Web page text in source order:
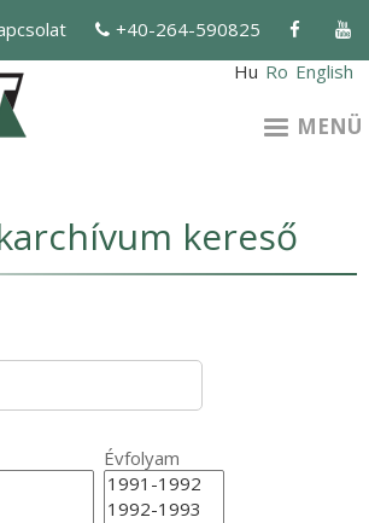
+40-264-590825
Hu Ro English
MENÜ
kereső
Évfolyam